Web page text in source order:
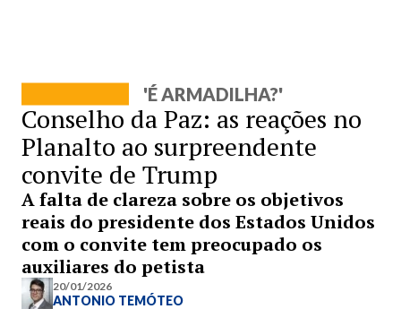
'É ARMADILHA?'
Conselho da Paz: as reações no
Planalto ao surpreendente
convite de Trump
A falta de clareza sobre os objetivos
reais do presidente dos Estados Unidos
com o convite tem preocupado os
auxiliares do petista
20/01/2026
ANTONIO TEMÓTEO